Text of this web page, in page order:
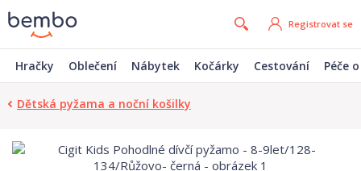
Registrovat se
Hračky Oblečení Nábytek Kočárky Cestování Péče
Dětská pyžama a noční košilky